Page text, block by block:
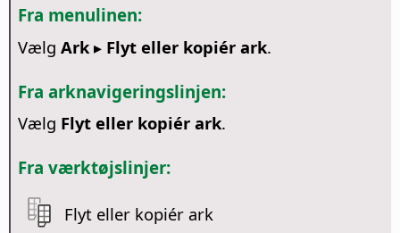
Fra menulinen:
Vælg Ark ▸ Flyt eller kopiér ark.
Fra arknavigeringslinjen:
Vælg Flyt eller kopiér ark.
Fra værktøjslinjer:
Flyt eller kopiér ark